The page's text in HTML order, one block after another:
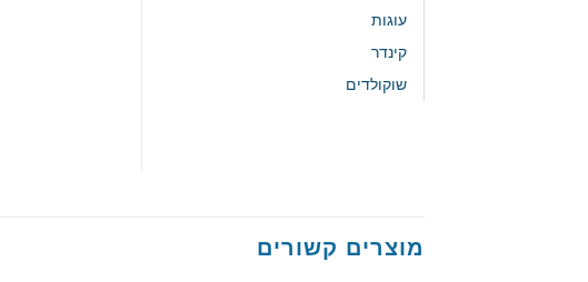
עוגות
קינדר
שוקולדים
מוצרים קשורים